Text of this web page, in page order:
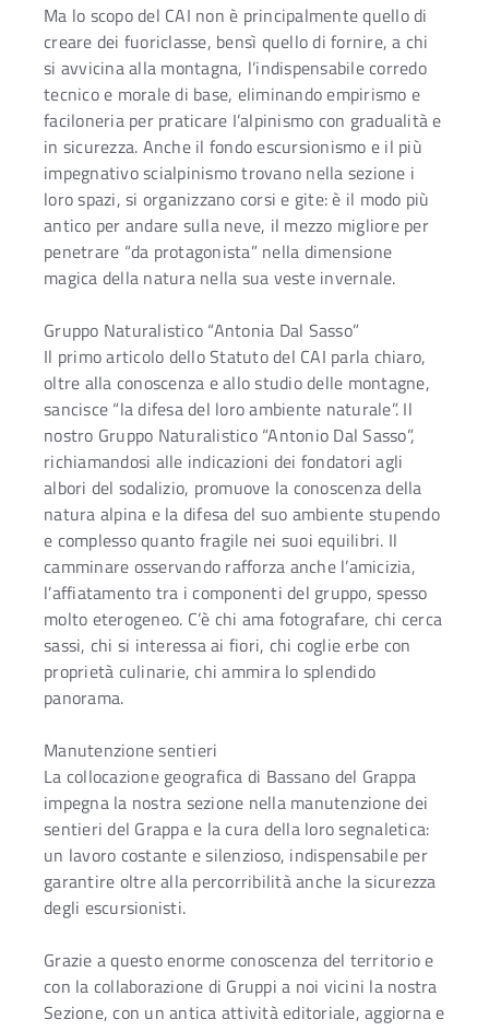
Ma lo scopo del CAI non è principalmente quello di
creare dei fuoriclasse, bensì quello di fornire, a chi
si avvicina alla montagna, l’indispensabile corredo
tecnico e morale di base, eliminando empirismo e
faciloneria per praticare I’alpinismo con gradualità e
in sicurezza. Anche il fondo escursionismo e il più
impegnativo scialpinismo trovano nella sezione i
loro spazi, si organizzano corsi e gite: è il modo più
antico per andare sulla neve, il mezzo migliore per
penetrare “da protagonista” nella dimensione
magica della natura nella sua veste invernale.
Gruppo Naturalistico “Antonia Dal Sasso”
Il primo articolo dello Statuto del CAI parla chiaro,
oltre alla conoscenza e allo studio delle montagne,
sancisce “la difesa del loro ambiente naturale”. Il
nostro Gruppo Naturalistico “Antonio Dal Sasso”,
richiamandosi alle indicazioni dei fondatori agli
albori del sodalizio, promuove la conoscenza della
natura alpina e la difesa del suo ambiente stupendo
e complesso quanto fragile nei suoi equilibri. Il
camminare osservando rafforza anche l’amicizia,
l’affiatamento tra i componenti del gruppo, spesso
molto eterogeneo. C’è chi ama fotografare, chi cerca
sassi, chi si interessa ai fiori, chi coglie erbe con
proprietà culinarie, chi ammira lo splendido
panorama.
Manutenzione sentieri
La collocazione geografica di Bassano del Grappa
impegna la nostra sezione nella manutenzione dei
sentieri del Grappa e la cura della loro segnaletica:
un lavoro costante e silenzioso, indispensabile per
garantire oltre alla percorribilità anche la sicurezza
degli escursionisti.
Grazie a questo enorme conoscenza del territorio e
con la collaborazione di Gruppi a noi vicini la nostra
Sezione, con un antica attività editoriale, aggiorna e